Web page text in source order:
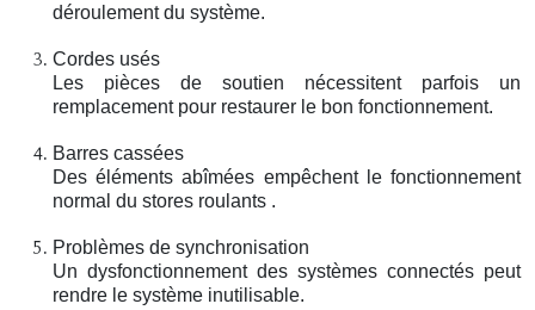
déroulement du système.
Cordes usés
Les pièces de soutien nécessitent parfois un
remplacement pour restaurer le bon fonctionnement.
Barres cassées
Des éléments abîmées empêchent le fonctionnement
normal du stores roulants .
Problèmes de synchronisation
Un dysfonctionnement des systèmes connectés peut
rendre le système inutilisable.